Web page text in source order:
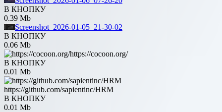
В КНОПКУ
0.39 Mb
Screenshot_2026-01-05_21-30-02
В КНОПКУ
0.06 Mb
https://cocoon.org/
В КНОПКУ
0.01 Mb
https://github.com/sapientinc/HRM
В КНОПКУ
0.01 Mb